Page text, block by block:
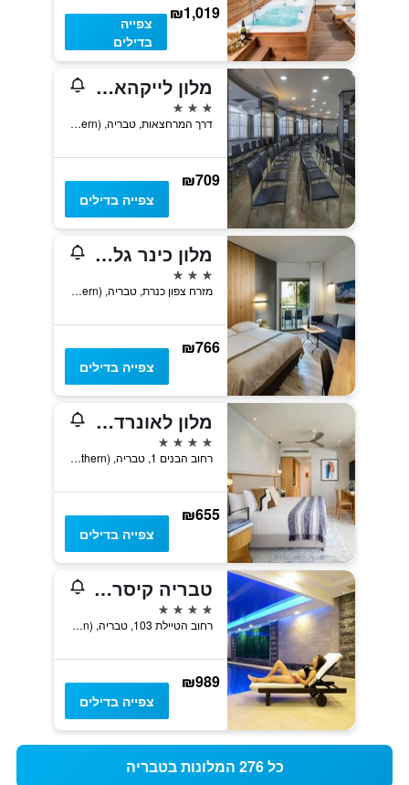
₪1,019
צפייה
בדילים
מלון לייקהאוס כנרת
3 כוכבים
דרך המרחצאות, טבריה, Haûafon (Northern), ישראל
₪709
צפייה בדילים
מלון כינר גליל (מותאם לקהל דתי - חרדי)
3 כוכבים
מזרח צפון כנרת, טבריה, Haûafon (Northern), ישראל
₪766
צפייה בדילים
מלון לאונרדו פלאזה טבריה
4 כוכבים
רחוב הבנים 1, טבריה, Haûafon (Northern), ישראל
₪655
צפייה בדילים
טבריה קיסר פרימייר
4 כוכבים
רחוב הטיילת 103, טבריה, Haûafon (Northern), ישראל
₪989
צפייה בדילים
כל 276 המלונות בטבריה